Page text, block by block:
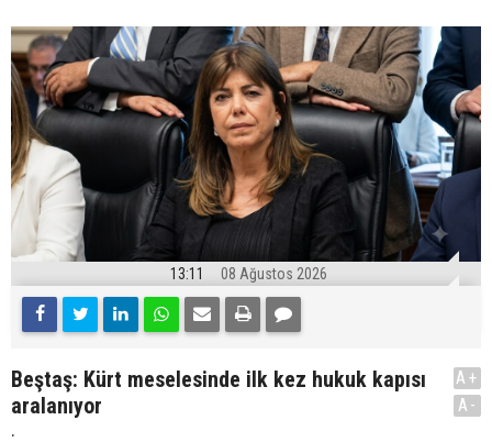
13:11 08 Ağustos 2026
Beştaş: Kürt meselesinde ilk kez hukuk kapısı
aralanıyor
.
A+
A-